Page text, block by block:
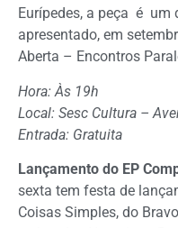
Eurípedes, a peça é um
apresentado, em
Aberta – Encontros
Hora: Às 19h
Local: Sesc Cultura –
Entrada: Gratuita
Lançamento do EP
sexta tem festa de
Coisas Simples, do